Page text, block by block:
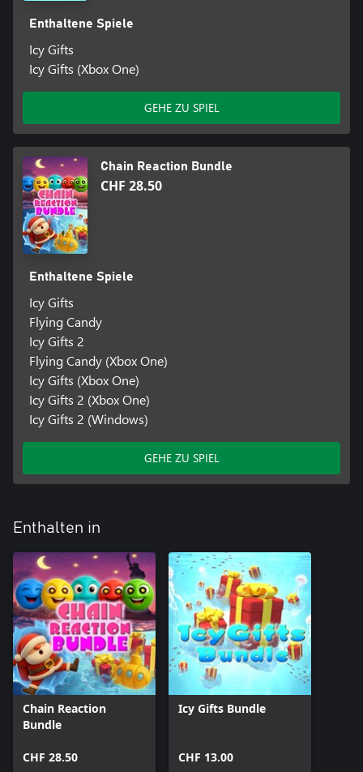
Enthaltene Spiele
Icy Gifts
Icy Gifts (Xbox One)
GEHE ZU SPIEL
Chain Reaction Bundle
CHF 28.50
Enthaltene Spiele
Icy Gifts
Flying Candy
Icy Gifts 2
Flying Candy (Xbox One)
Icy Gifts (Xbox One)
Icy Gifts 2 (Xbox One)
Icy Gifts 2 (Windows)
GEHE ZU SPIEL
Enthalten in
Chain Reaction
Bundle
CHF 28.50
Icy Gifts Bundle
CHF 13.00